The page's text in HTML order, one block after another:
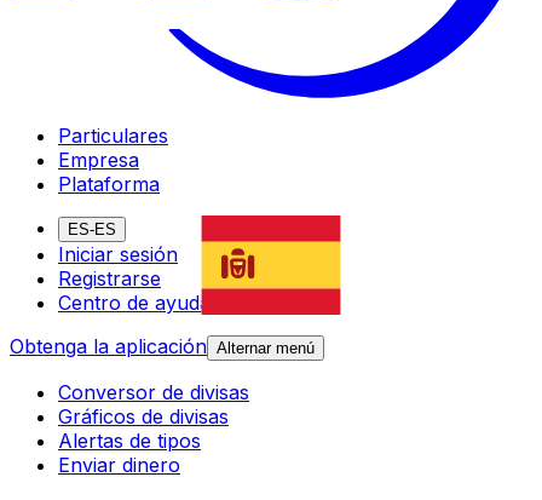
Particulares
Empresa
Plataforma
ES-ES
Iniciar sesión
Registrarse
Centro de ayuda
Obtenga la aplicación Alternar menú
Conversor de divisas
Gráficos de divisas
Alertas de tipos
Enviar dinero